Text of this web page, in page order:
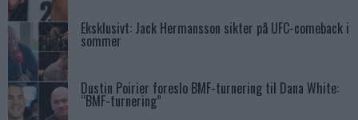
Eksklusivt: Jack Hermansson sikter på UFC-comeback i
sommer
Dustin Poirier foreslo BMF-turnering til Dana White:
“BMF-turnering”